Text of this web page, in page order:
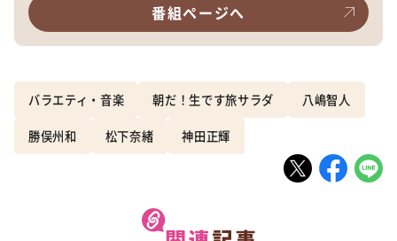
番組ページへ
バラエティ・音楽 朝だ！生です旅サラダ 八嶋智人
勝俣州和 松下奈緒 神田正輝